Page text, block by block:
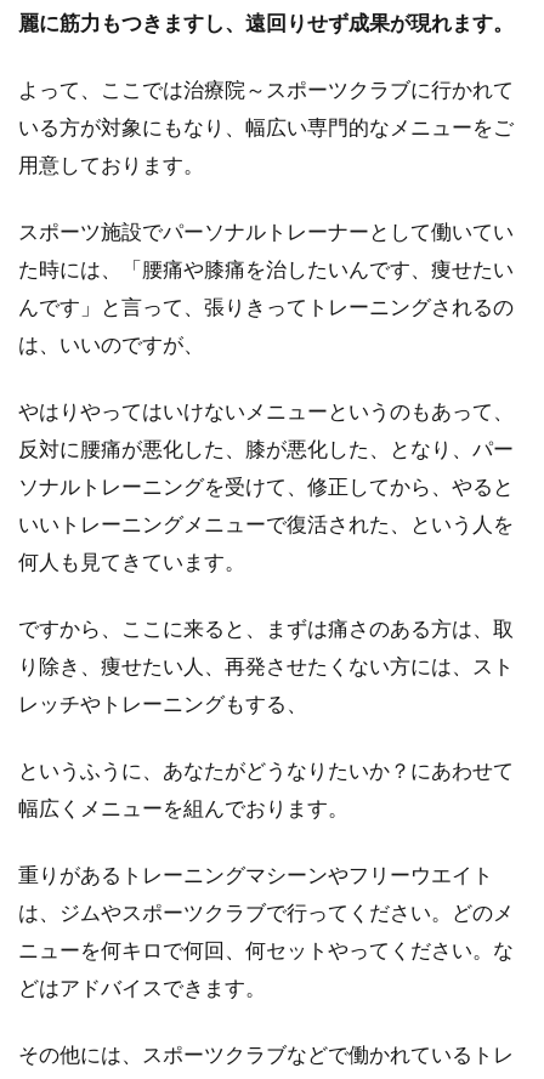
麗に筋力もつきますし、遠回りせず成果が現れます。
よって、ここでは治療院～スポーツクラブに行かれて
いる方が対象にもなり、幅広い専門的なメニューをご
用意しております。
スポーツ施設でパーソナルトレーナーとして働いてい
た時には、「腰痛や膝痛を治したいんです、痩せたい
んです」と言って、張りきってトレーニングされるの
は、いいのですが、
やはりやってはいけないメニューというのもあって、
反対に腰痛が悪化した、膝が悪化した、となり、パー
ソナルトレーニングを受けて、修正してから、やると
いいトレーニングメニューで復活された、という人を
何人も見てきています。
ですから、ここに来ると、まずは痛さのある方は、取
り除き、痩せたい人、再発させたくない方には、スト
レッチやトレーニングもする、
というふうに、あなたがどうなりたいか？にあわせて
幅広くメニューを組んでおります。
重りがあるトレーニングマシーンやフリーウエイト
は、ジムやスポーツクラブで行ってください。どのメ
ニューを何キロで何回、何セットやってください。な
どはアドバイスできます。
その他には、スポーツクラブなどで働かれているトレ